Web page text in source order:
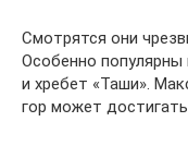
Смотрятся они
Особенно популярны
и хребет «Таши».
гор может